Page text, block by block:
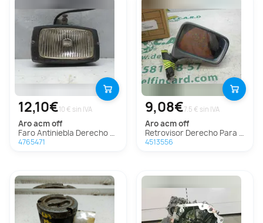
12,10€10 € sin IVA
aroacm off
Faro Antiniebla Derecho Para Aro Acm Off
4765471
9,08€7.5 € sin IVA
aroacm off
Retrovisor Derecho Para Aro Acm Off
4513556